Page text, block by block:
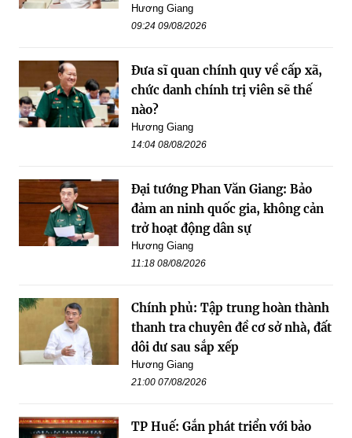
Hương Giang
09:24 09/08/2026
Đưa sĩ quan chính quy về cấp xã,
chức danh chính trị viên sẽ thế
nào?
Hương Giang
14:04 08/08/2026
Đại tướng Phan Văn Giang: Bảo
đảm an ninh quốc gia, không cản
trở hoạt động dân sự
Hương Giang
11:18 08/08/2026
Chính phủ: Tập trung hoàn thành
thanh tra chuyên đề cơ sở nhà, đất
dôi dư sau sắp xếp
Hương Giang
21:00 07/08/2026
TP Huế: Gắn phát triển với bảo